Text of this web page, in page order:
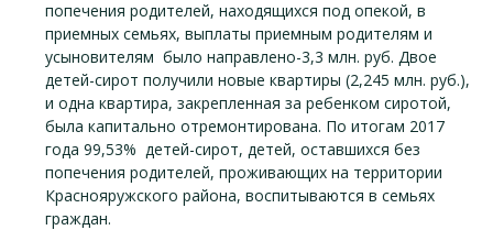
попечения родителей, находящихся под опекой, в
приемных семьях, выплаты приемным родителям и
усыновителям было направлено-3,3 млн. руб. Двое
детей-сирот получили новые квартиры (2,245 млн. руб.),
и одна квартира, закрепленная за ребенком сиротой,
была капитально отремонтирована. По итогам 2017
года 99,53% детей-сирот, детей, оставшихся без
попечения родителей, проживающих на территории
Краснояружского района, воспитываются в семьях
граждан.